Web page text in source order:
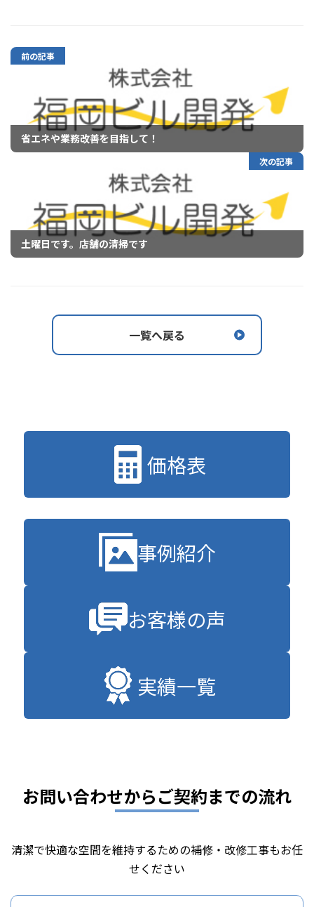
前の記事
省エネや業務改善を目指して！
次の記事
土曜日です。店舗の清掃です
一覧へ戻る
価格表
事例紹介
お客様の声
実績一覧
お問い合わせからご契約までの流れ
清潔で快適な空間を維持するための補修・改修工事もお任
せください